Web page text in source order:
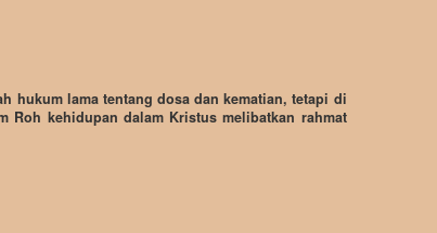
hukum lama tentang dosa dan kematian, tetapi di
Roh kehidupan dalam Kristus melibatkan rahmat